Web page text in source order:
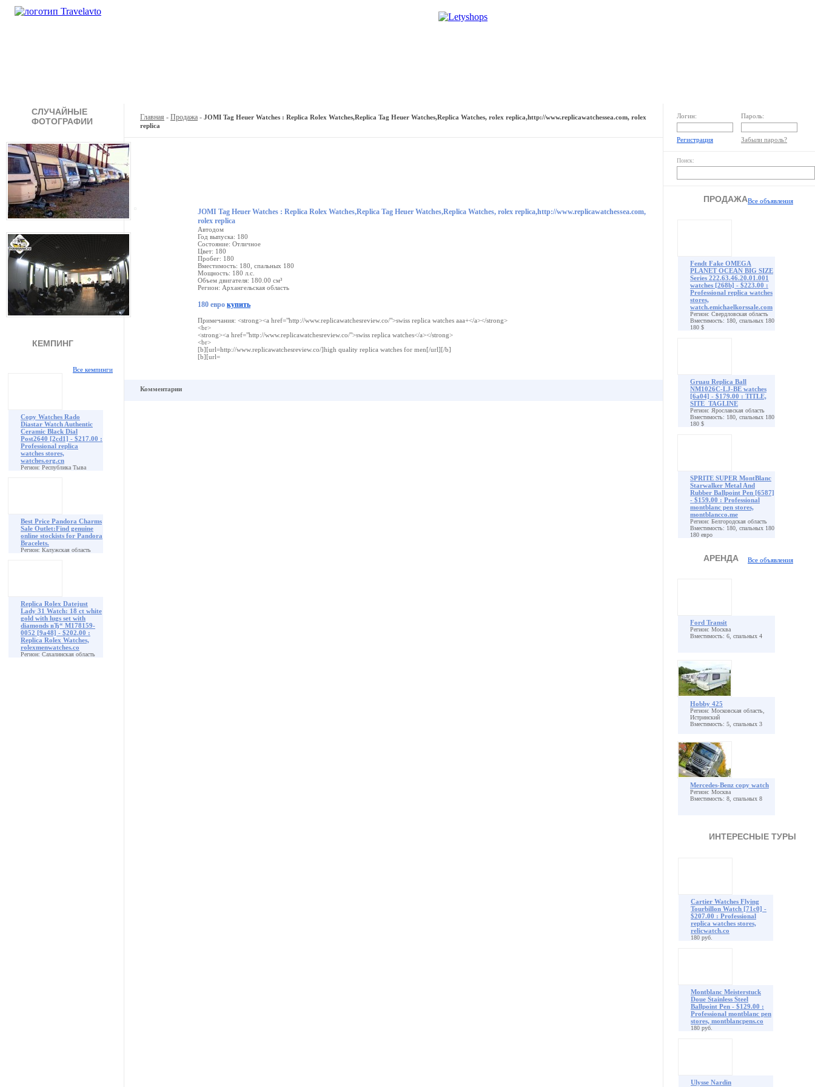
СЛУЧАЙНЫЕ
ФОТОГРАФИИ
КЕМПИНГ
Все кемпинги
Copy Watches Rado
Diastar Watch Authentic
Ceramic Black Dial
Post2640 [2cd1] - $217.00 :
Professional replica
watches stores,
watches.org.cn
Регион: Республика Тыва
Best Price Pandora Charms
Sale Outlet:Find genuine
online stockists for Pandora
Bracelets.
Регион: Калужская область
Replica Rolex Datejust
Lady 31 Watch: 18 ct white
gold with lugs set with
diamonds вЂ“ M178159-
0052 [9a48] - $202.00 :
Replica Rolex Watches,
rolexmenwatches.co
Регион: Сахалинская область
Главная - Продажа - JOMI Tag Heuer Watches : Replica Rolex Watches,Replica Tag Heuer Watches,Replica Watches, rolex replica,http://www.replicawatchessea.com, rolex
replica
JOMI Tag Heuer Watches : Replica Rolex Watches,Replica Tag Heuer Watches,Replica Watches, rolex replica,http://www.replicawatchessea.com,
rolex replica
Автодом
Год выпуска: 180
Состояние: Отличное
Цвет: 180
Пробег: 180
Вместимость: 180, спальных 180
Мощность: 180 л.с.
Объем двигателя: 180.00 см³
Регион: Архангельская область
180 евро купить
Примечания: <strong><a href="http://www.replicawatchesreview.co/">swiss replica watches aaa+</a></strong>
<br>
<strong><a href="http://www.replicawatchesreview.co/">swiss replica watches</a></strong>
<br>
[b][url=http://www.replicawatchesreview.co/]high quality replica watches for men[/url][/b]
[b][url=
Комментарии
Логин: Пароль:
Регистрация Забыли пароль?
Поиск:
ПРОДАЖАВсе объявления
Fendt Fake OMEGA
PLANET OCEAN BIG SIZE
Series 222.63.46.20.01.001
watches [268b] - $223.00 :
Professional replica watches
stores,
watch.emichaelkorssale.com
Регион: Свердловская область
Вместимость: 180, спальных 180
180 $
Gruau Replica Ball
NM1026C-LJ-BE watches
[6a04] - $179.00 : TITLE,
SITE_TAGLINE
Регион: Ярославская область
Вместимость: 180, спальных 180
180 $
SPRITE SUPER MontBlanc
Starwalker Metal And
Rubber Ballpoint Pen [6587]
- $159.00 : Professional
montblanc pen stores,
montblancco.me
Регион: Белгородская область
Вместимость: 180, спальных 180
180 евро
АРЕНДА Все объявления
Ford Transit
Регион: Москва
Вместимость: 6, спальных 4
Hobby 425
Регион: Московская область,
Истринский
Вместимость: 5, спальных 3
Mercedes-Benz copy watch
Регион: Москва
Вместимость: 8, спальных 8
ИНТЕРЕСНЫЕ ТУРЫ
Cartier Watches Flying
Tourbillon Watch [71c0] -
$207.00 : Professional
replica watches stores,
relicwatch.co
180 руб.
Montblanc Meisterstuck
Doue Stainless Steel
Ballpoint Pen - $129.00 :
Professional montblanc pen
stores, montblancpens.co
180 руб.
Ulysse Nardin